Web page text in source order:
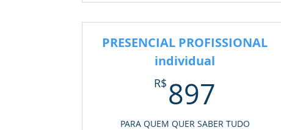
PRESENCIAL PROFISSIONAL
individual
R$ 897
PARA QUEM QUER SABER TUDO